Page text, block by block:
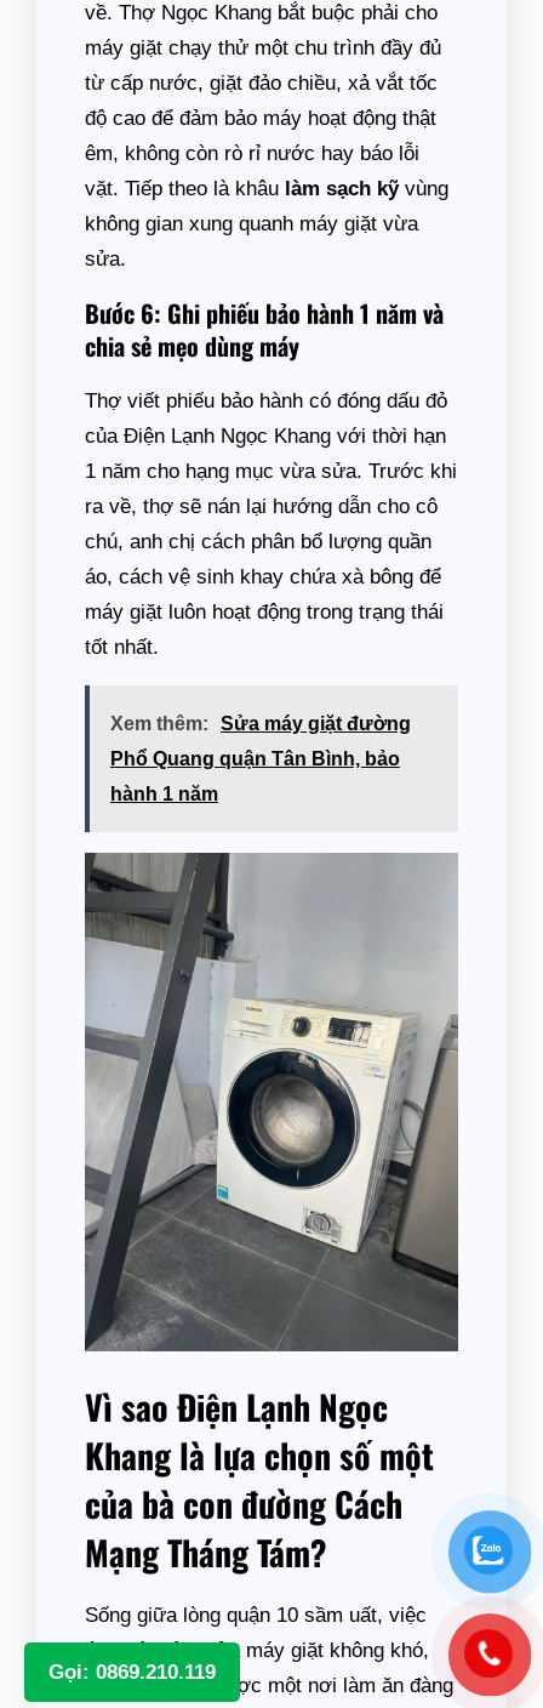
Gọi: 0869.210.119
về. Thợ Ngọc Khang bắt buộc phải cho
máy giặt chạy thử một chu trình đầy đủ
từ cấp nước, giặt đảo chiều, xả vắt tốc
độ cao để đảm bảo máy hoạt động thật
êm, không còn rò rỉ nước hay báo lỗi
vặt. Tiếp theo là khâu làm sạch kỹvùng
không gian xung quanh máy giặt vừa
sửa.
Bước 6: Ghi phiếu bảo hành 1 năm và
chia sẻ mẹo dùng máy
Thợ viết phiếu bảo hành có đóng dấu đỏ
của Điện Lạnh Ngọc Khang với thời hạn
1 năm cho hạng mục vừa sửa. Trước khi
ra về, thợ sẽ nán lại hướng dẫn cho cô
chú, anh chị cách phân bổ lượng quần
áo, cách vệ sinh khay chứa xà bông để
máy giặt luôn hoạt động trong trạng thái
tốt nhất.
Xem thêm:
Sửa máy giặt đường
Phổ Quang quận Tân Bình, bảo
hành 1 năm
Vì sao Điện Lạnh Ngọc
Khang là lựa chọn số một
của bà con đường Cách
Mạng Tháng Tám?
Sống giữa lòng quận 10 sầm uất, việc
tìm một tiệm sửa máy giặt không khó,
cái khó là tìm được một nơi làm ăn đàng